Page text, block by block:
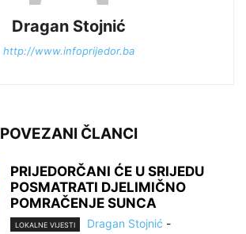
Dragan Stojnić
http://www.infoprijedor.ba
POVEZANI ČLANCI
PRIJEDORČANI ĆE U SRIJEDU
POSMATRATI DJELIMIČNO
POMRAČENJE SUNCA
LOKALNE VIJESTI Dragan Stojnić -